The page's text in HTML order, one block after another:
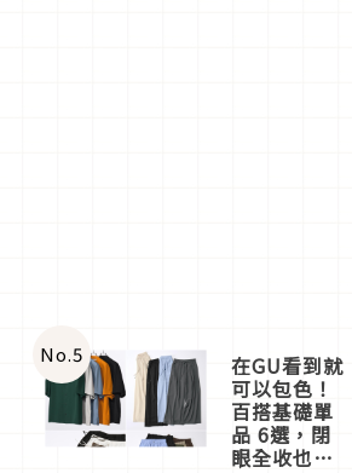
No.5 在GU看到就
可以包色！
百搭基礎單
品 6選，閉
眼全收也不